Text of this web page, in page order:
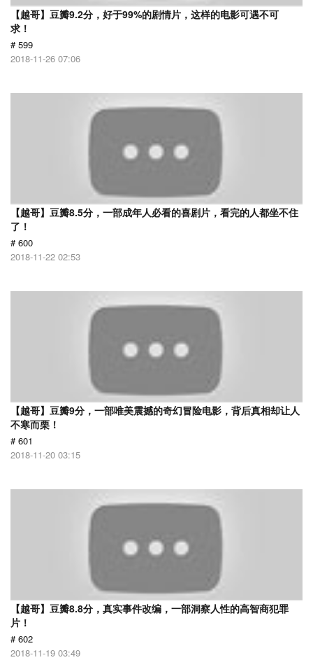
【越哥】豆瓣9.2分，好于99%的剧情片，这样的电影可遇不可
求！
# 599
2018-11-26 07:06
【越哥】豆瓣8.5分，一部成年人必看的喜剧片，看完的人都坐不住
了！
# 600
2018-11-22 02:53
【越哥】豆瓣9分，一部唯美震撼的奇幻冒险电影，背后真相却让人
不寒而栗！
# 601
2018-11-20 03:15
【越哥】豆瓣8.8分，真实事件改编，一部洞察人性的高智商犯罪
片！
# 602
2018-11-19 03:49